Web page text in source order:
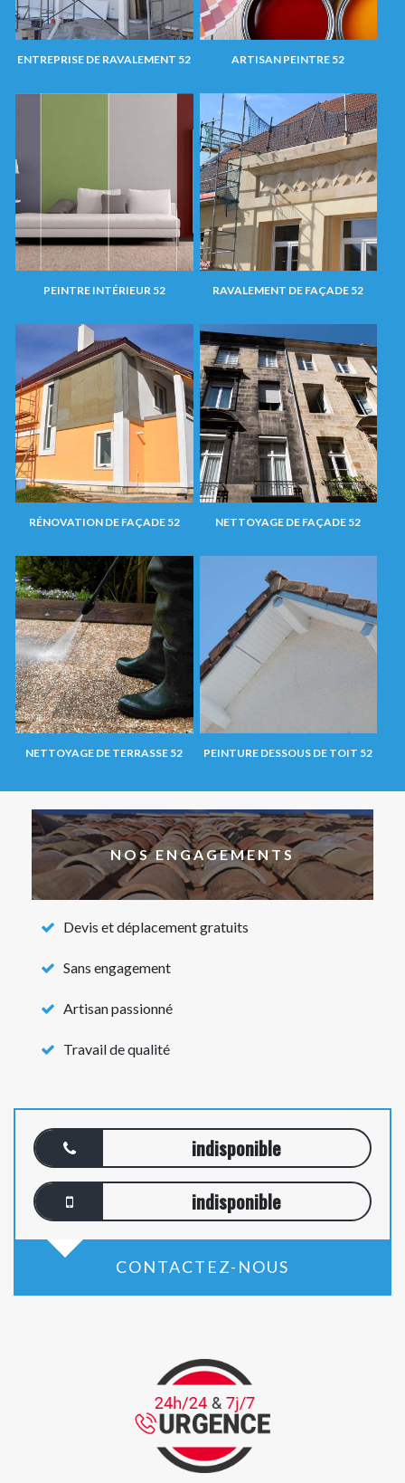
ENTREPRISE DE RAVALEMENT 52 ARTISAN PEINTRE 52
PEINTRE INTÉRIEUR 52 RAVALEMENT DE FAÇADE 52
RÉNOVATION DE FAÇADE 52 NETTOYAGE DE FAÇADE 52
NETTOYAGE DE TERRASSE 52 PEINTURE DESSOUS DE TOIT 52
NOS ENGAGEMENTS
Devis et déplacement gratuits
Sans engagement
Artisan passionné
Travail de qualité
indisponible
indisponible
CONTACTEZ-NOUS